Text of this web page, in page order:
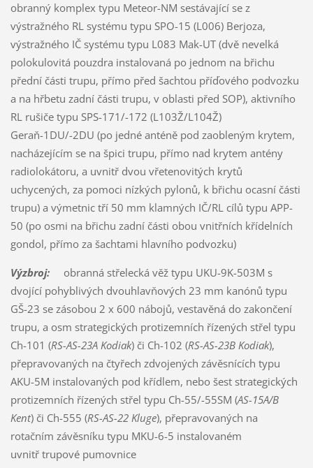
obranný komplex typu Meteor-NM sestávající se z
výstražného RL systému typu SPO-15 (L006) Berjoza,
výstražného IČ systému typu L083 Mak-UT (dvě nevelká
polokulovitá pouzdra instalovaná po jednom na břichu
přední části trupu, přímo před šachtou příďového podvozku
a na hřbetu zadní části trupu, v oblasti před SOP), aktivního
RL rušiče typu SPS-171/-172 (L103Ž/L104Ž)
Geraň-1DU/-2DU (po jedné anténě pod zaobleným krytem,
nacházejícím se na špici trupu, přímo nad krytem antény
radiolokátoru, a uvnitř dvou vřetenovitých krytů
uchycených, za pomoci nízkých pylonů, k břichu ocasní části
trupu) a výmetnic tří 50 mm klamných IČ/RL cílů typu APP-
50 (po osmi na břichu zadní části obou vnitřních křídelních
gondol, přímo za šachtami hlavního podvozku)
Výzbroj:obranná střelecká věž typu UKU-9K-503M s
dvojící pohyblivých dvouhlavňových 23 mm kanónů typu
GŠ-23 se zásobou 2 x 600 nábojů, vestavěná do zakončení
trupu, a osm strategických protizemních řízených střel typu
Ch-101 (RS-AS-23A Kodiak) či Ch-102 (RS-AS-23B Kodiak),
přepravovaných na čtyřech zdvojených závěsnících typu
AKU-5M instalovaných pod křídlem, nebo šest strategických
protizemních řízených střel typu Ch-55/-55SM (AS-15A/B
Kent) či Ch-555 (RS-AS-22 Kluge), přepravovaných na
rotačním závěsníku typu MKU-6-5 instalovaném
uvnitř trupové pumovnice